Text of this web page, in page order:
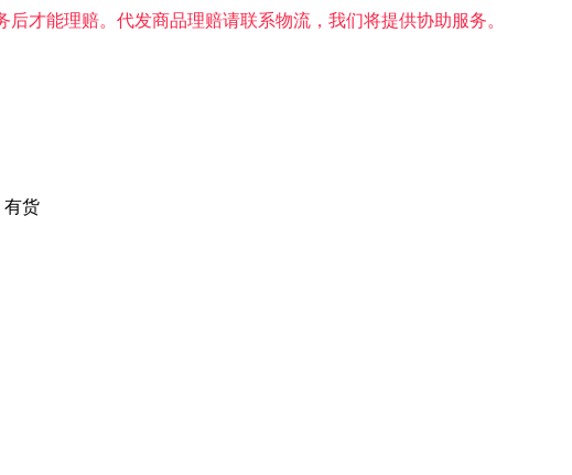
才能理赔。代发商品理赔请联系物流，我们将提供协助服务。
有货